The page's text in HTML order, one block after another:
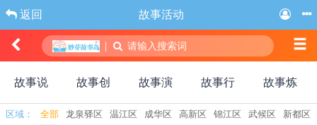
返回 故事活动
| 请输入搜索词
故事说 故事创 故事演 故事行 故事炼
区域： 全部 龙泉驿区 温江区 成华区 高新区 锦江区 武候区 新都区